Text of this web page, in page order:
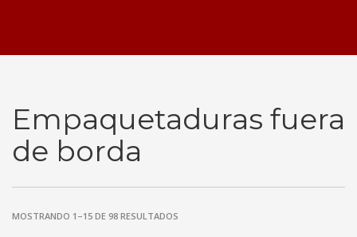
Empaquetaduras fuera
de borda
MOSTRANDO 1–15 DE 98 RESULTADOS